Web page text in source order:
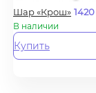
Шар «Крош» 1420
В наличии
Купить